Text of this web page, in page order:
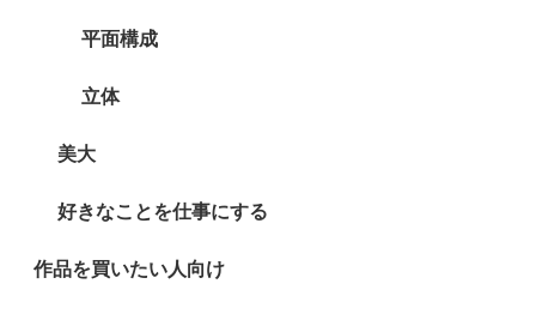
平面構成
立体
美大
好きなことを仕事にする
作品を買いたい人向け